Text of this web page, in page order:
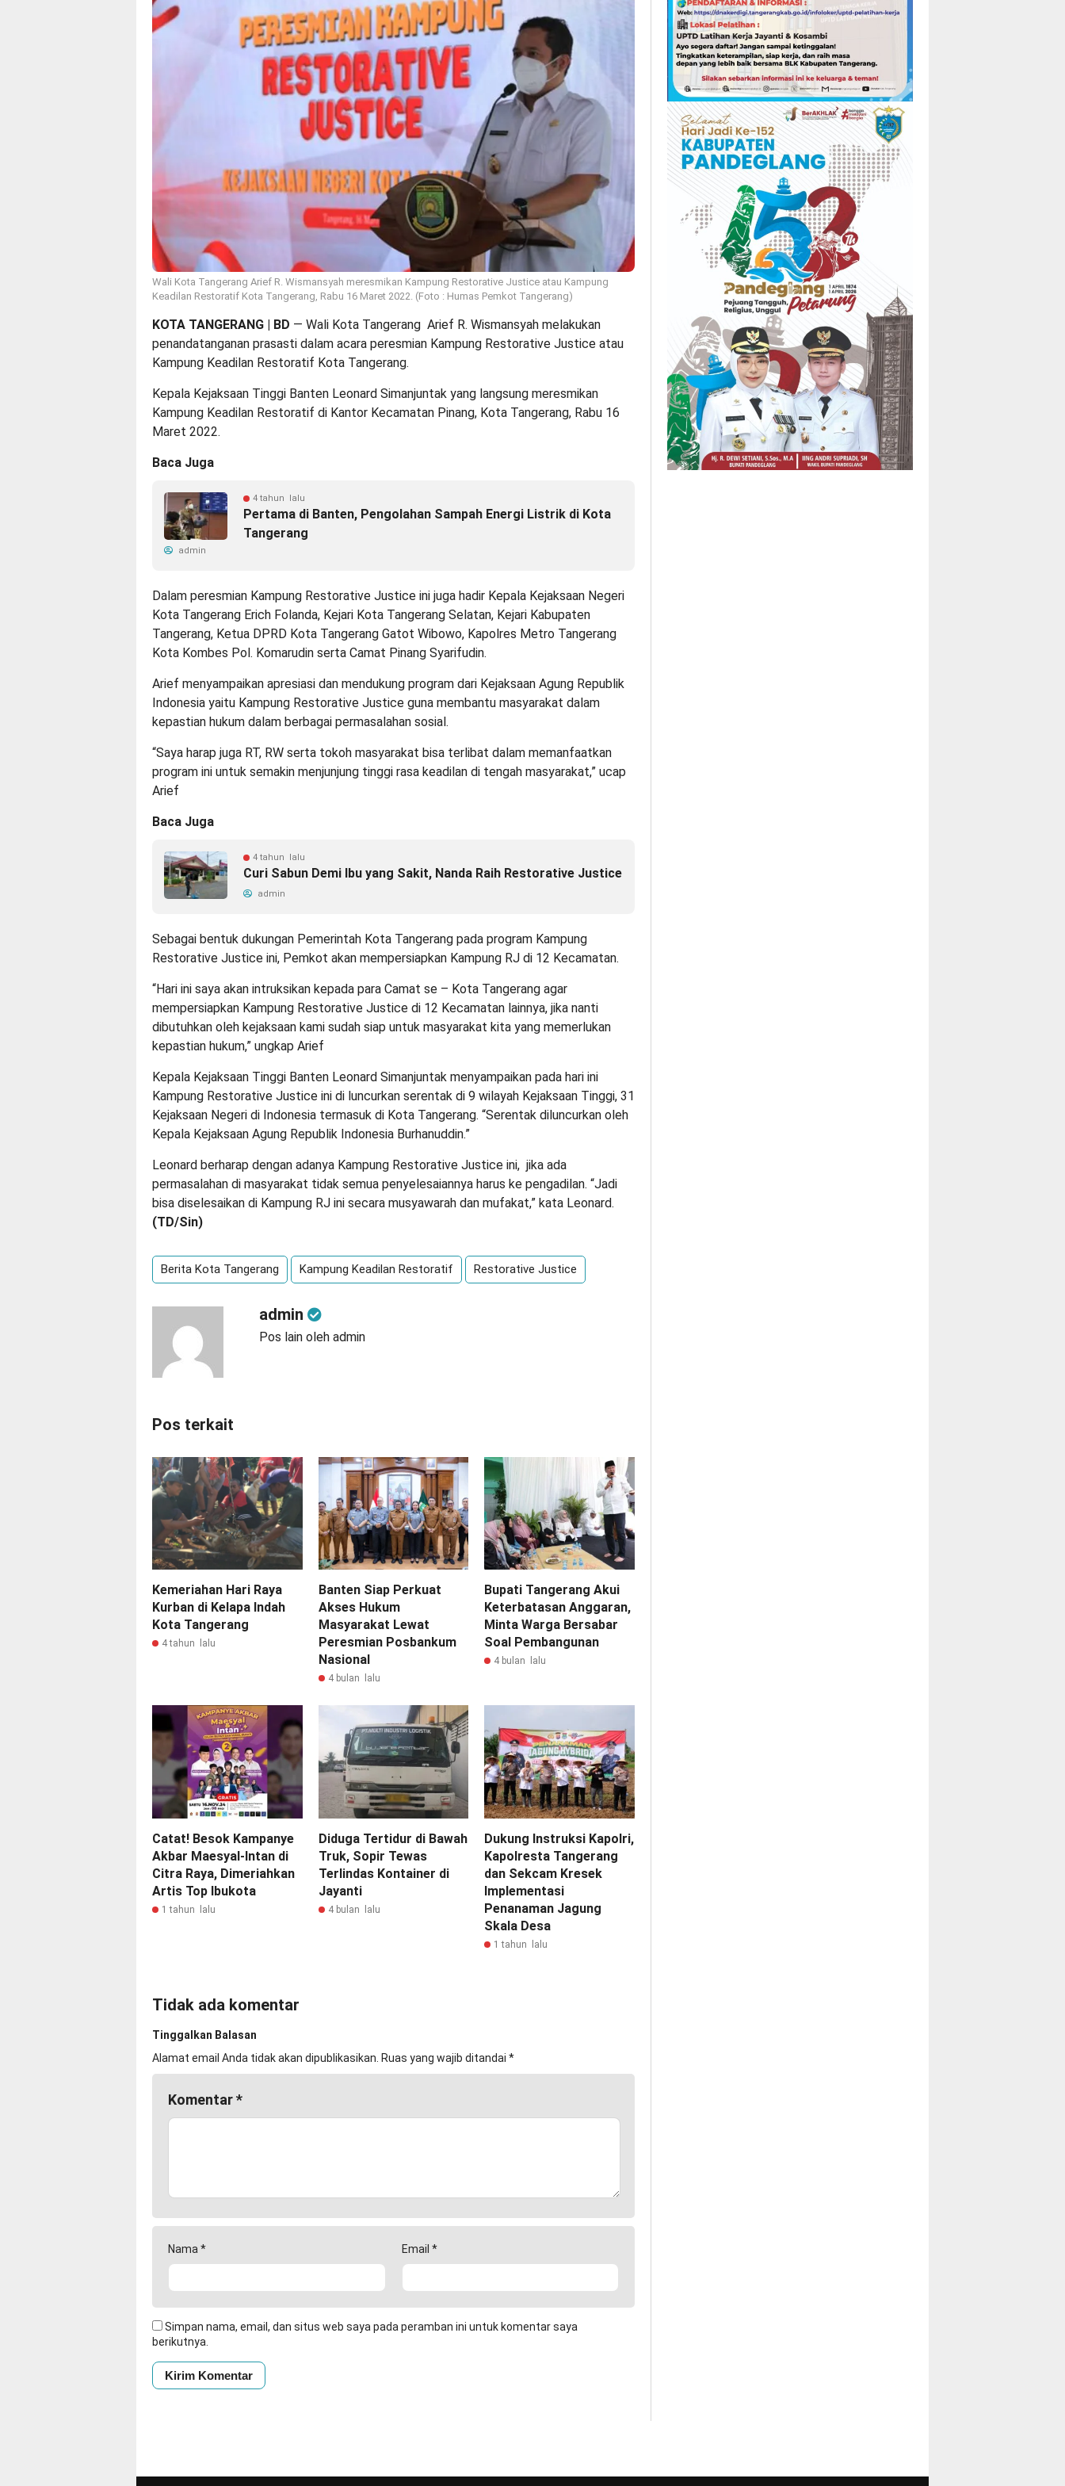
Wali Kota Tangerang Arief R. Wismansyah meresmikan Kampung Restorative Justice atau Kampung
Keadilan Restoratif Kota Tangerang, Rabu 16 Maret 2022. (Foto : Humas Pemkot Tangerang)
KOTA TANGERANG | BD — Wali Kota Tangerang Arief R. Wismansyah melakukan
penandatanganan prasasti dalam acara peresmian Kampung Restorative Justice atau
Kampung Keadilan Restoratif Kota Tangerang.
Kepala Kejaksaan Tinggi Banten Leonard Simanjuntak yang langsung meresmikan
Kampung Keadilan Restoratif di Kantor Kecamatan Pinang, Kota Tangerang, Rabu 16
Maret 2022.
Baca Juga
4 tahun lalu
Pertama di Banten, Pengolahan Sampah Energi Listrik di Kota
Tangerang
admin
Dalam peresmian Kampung Restorative Justice ini juga hadir Kepala Kejaksaan Negeri
Kota Tangerang Erich Folanda, Kejari Kota Tangerang Selatan, Kejari Kabupaten
Tangerang, Ketua DPRD Kota Tangerang Gatot Wibowo, Kapolres Metro Tangerang
Kota Kombes Pol. Komarudin serta Camat Pinang Syarifudin.
Arief menyampaikan apresiasi dan mendukung program dari Kejaksaan Agung Republik
Indonesia yaitu Kampung Restorative Justice guna membantu masyarakat dalam
kepastian hukum dalam berbagai permasalahan sosial.
“Saya harap juga RT, RW serta tokoh masyarakat bisa terlibat dalam memanfaatkan
program ini untuk semakin menjunjung tinggi rasa keadilan di tengah masyarakat,” ucap
Arief
Baca Juga
4 tahun lalu
Curi Sabun Demi Ibu yang Sakit, Nanda Raih Restorative Justice
admin
Sebagai bentuk dukungan Pemerintah Kota Tangerang pada program Kampung
Restorative Justice ini, Pemkot akan mempersiapkan Kampung RJ di 12 Kecamatan.
“Hari ini saya akan intruksikan kepada para Camat se – Kota Tangerang agar
mempersiapkan Kampung Restorative Justice di 12 Kecamatan lainnya, jika nanti
dibutuhkan oleh kejaksaan kami sudah siap untuk masyarakat kita yang memerlukan
kepastian hukum,” ungkap Arief
Kepala Kejaksaan Tinggi Banten Leonard Simanjuntak menyampaikan pada hari ini
Kampung Restorative Justice ini di luncurkan serentak di 9 wilayah Kejaksaan Tinggi, 31
Kejaksaan Negeri di Indonesia termasuk di Kota Tangerang. “Serentak diluncurkan oleh
Kepala Kejaksaan Agung Republik Indonesia Burhanuddin.”
Leonard berharap dengan adanya Kampung Restorative Justice ini, jika ada
permasalahan di masyarakat tidak semua penyelesaiannya harus ke pengadilan. “Jadi
bisa diselesaikan di Kampung RJ ini secara musyawarah dan mufakat,” kata Leonard.
(TD/Sin)
Berita Kota Tangerang Kampung Keadilan Restoratif Restorative Justice
admin
Pos lain oleh admin
Pos terkait
Kemeriahan Hari Raya
Kurban di Kelapa Indah
Kota Tangerang
4 tahun lalu
Banten Siap Perkuat
Akses Hukum
Masyarakat Lewat
Peresmian Posbankum
Nasional
4 bulan lalu
Bupati Tangerang Akui
Keterbatasan Anggaran,
Minta Warga Bersabar
Soal Pembangunan
4 bulan lalu
Catat! Besok Kampanye
Akbar Maesyal-Intan di
Citra Raya, Dimeriahkan
Artis Top Ibukota
1 tahun lalu
Diduga Tertidur di Bawah
Truk, Sopir Tewas
Terlindas Kontainer di
Jayanti
4 bulan lalu
Dukung Instruksi Kapolri,
Kapolresta Tangerang
dan Sekcam Kresek
Implementasi
Penanaman Jagung
Skala Desa
1 tahun lalu
Tidak ada komentar
Tinggalkan Balasan
Alamat email Anda tidak akan dipublikasikan. Ruas yang wajib ditandai *
Komentar*
Nama * Email *
Simpan nama, email, dan situs web saya pada peramban ini untuk komentar saya
berikutnya.